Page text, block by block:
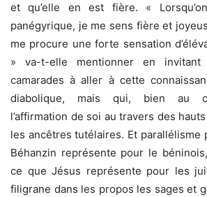
et qu’elle en est fière. «
panégyrique, je me sens fière et
me procure une forte sensation
» va-t-elle mentionner en
camarades à aller à cette
diabolique, mais qui, bien au
l’affirmation de soi au travers des
les ancêtres tutélaires. Et parallélisme
Béhanzin représente pour le
ce que Jésus représente pour les
filigrane dans les propos les sages et